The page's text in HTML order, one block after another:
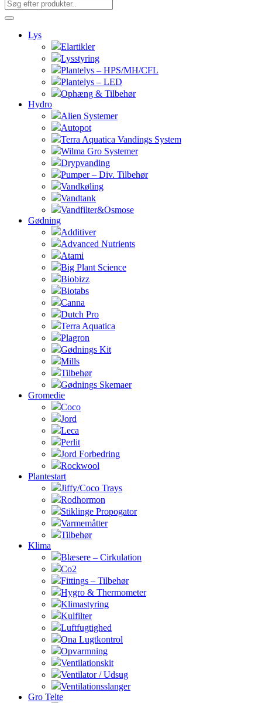
Lys
Elartikler
Lysstyring
Plantelys – HPS/MH/CFL
Plantelys – LED
Ophæng & Tilbehør
Hydro
Alien Systemer
Autopot
Terra Aquatica Vandings System
Wilma Gro Systemer
Drypvanding
Pumper – Div. Tilbehør
Vandkøling
Vandtank
Vandfilter&Osmose
Gødning
Additiver
Advanced Nutrients
Atami
Big Plant Science
Biobizz
Biotabs
Canna
Dutch Pro
Terra Aquatica
Plagron
Gødnings Kit
Mills
Tilbehør
Gødnings Skemaer
Gromedie
Coco
Jord
Leca
Perlit
Jord Forbedring
Rockwool
Plantestart
Jiffy/Coco Trays
Rodhormon
Stiklinge Propogator
Varmemåtter
Tilbehør
Klima
Blæsere – Cirkulation
Co2
Fittings – Tilbehør
Hygro & Thermometer
Klimastyring
Kulfilter
Luftfugtighed
Ona Lugtkontrol
Opvarmning
Ventilationskit
Ventilator / Udsug
Ventilationsslanger
Gro Telte